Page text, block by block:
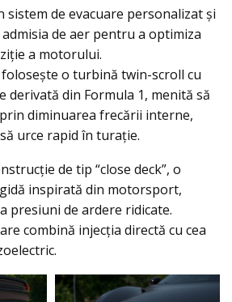
sistem de evacuare personalizat și
de aer pentru a optimiza
a motorului.
o turbină twin-scroll cu
derivată din Formula 1, menită să
diminuarea frecării interne,
urce rapid în turație.
de tip “close deck”, o
inspirată din motorsport,
presiuni de ardere ridicate.
combină injecția directă cu cea